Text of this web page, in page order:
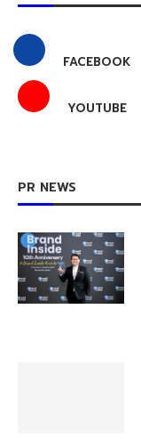
FACEBOOK
YOUTUBE
PR NEWS